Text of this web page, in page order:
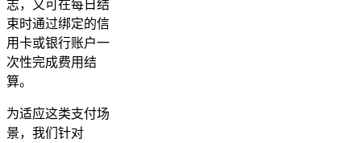
志，又可在每日结
束时通过绑定的信
用卡或银行账户一
次性完成费用结
算。
为适应这类支付场
景，我们针对